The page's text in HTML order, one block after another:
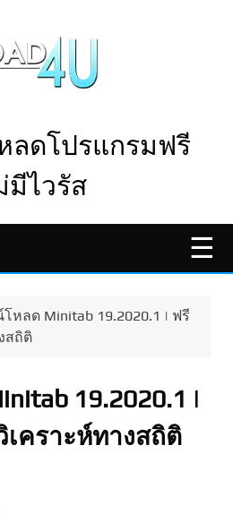
ลดโปรแกรมฟรี
มีไวรัส
โหลด Minitab 19.2020.1 | ฟรี
สถิติ
19.2020.1 |
คราะห์ทางสถิติ